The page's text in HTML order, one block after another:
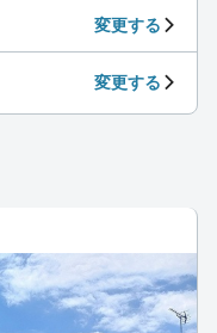
変更する
変更する